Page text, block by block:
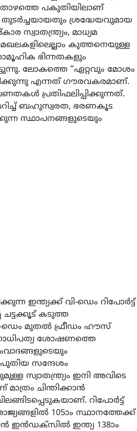
താഴത്തെ പകുതിയിലാണ്
തുടര്‍ച്ചയായതും ശ്രദ്ധേയവുമായ
സ്വാതന്ത്ര്യം, മാധ്യമ
കുത്തനെയുള്ള
ഭിന്നതകളും
ലോകത്തെ “ഏറ്റവും മോശം
എന്നത് ഗൗരവകരമാണ്.
പ്രതിഫലിപ്പിക്കുന്നത്.
മറിച്ച് ബഹുസ്വരത, ഭരണകൂട
സ്ഥാപനങ്ങളുടെയും
ഇന്ത്യക്ക് വി-ഡെം റിപോര്‍ട്ട്
ചട്ടക്കൂട് കടുത്ത
ഡെം മുതല്‍ ഫ്രീഡം ഹൗസ്
ശോഷണത്തെ
സന്ദേശം
സ്വാതന്ത്ര്യം ഇനി അവിടെ
ചിന്തിക്കാന്‍
റിപോര്‍ട്ട്
105ാം സ്ഥാനത്തേക്ക്
ഇന്‍ഡക്‌സില്‍ ഇന്ത്യ 138ാം